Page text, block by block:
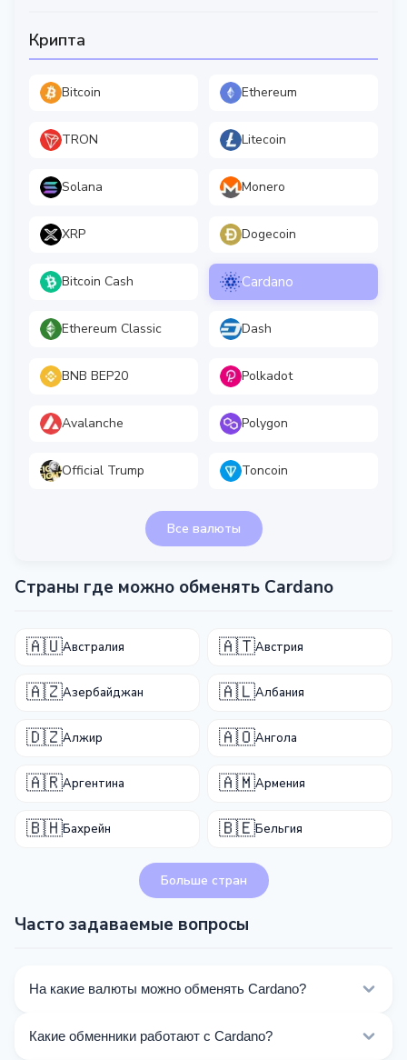
Крипта
Bitcoin Ethereum
TRON Litecoin
Solana Monero
XRP Dogecoin
Bitcoin Cash Cardano
Ethereum Classic Dash
BNB BEP20 Polkadot
Avalanche Polygon
Official Trump Toncoin
Все валюты
Страны где можно обменять Cardano
🇦🇺Австралия 🇦🇹Австрия
🇦🇿Азербайджан 🇦🇱Албания
🇩🇿Алжир 🇦🇴Ангола
🇦🇷Аргентина 🇦🇲Армения
🇧🇭Бахрейн 🇧🇪Бельгия
Больше стран
Часто задаваемые вопросы
На какие валюты можно обменять Cardano?
Cardano. Выберите нужное направление из списка на
Какие обменники работают с Cardano?